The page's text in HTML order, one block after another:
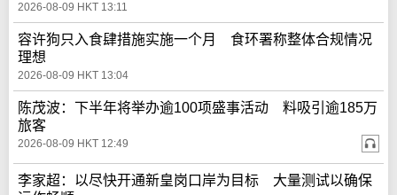
2026-08-09 HKT 13:11
容许狗只入食肆措施实施一个月 食环署称整体合规情况
理想
2026-08-09 HKT 13:04
陈茂波：下半年将举办逾100项盛事活动 料吸引逾185万
旅客
2026-08-09 HKT 12:49
李家超：以尽快开通新皇岗口岸为目标 大量测试以确保